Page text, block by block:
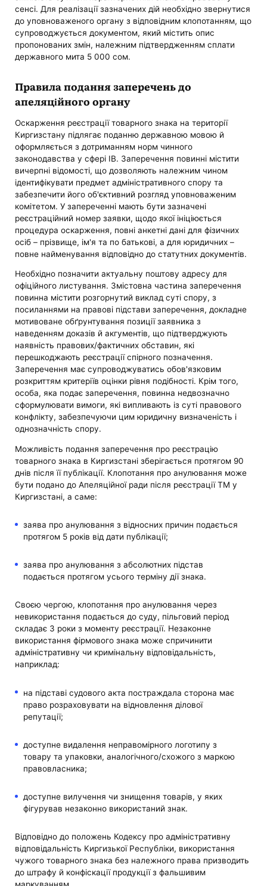
сенсі. Для реалізації зазначених дій необхідно звернутися
до уповноваженого органу з відповідним клопотанням, що
супроводжується документом, який містить опис
пропонованих змін, належним підтвердженням сплати
державного мита 5 000 сом.
Правила подання заперечень до
апеляційного органу
Оскарження реєстрації товарного знака на території
Киргизстану підлягає поданню державною мовою й
оформляється з дотриманням норм чинного
законодавства у сфері ІВ. Заперечення повинні містити
вичерпні відомості, що дозволяють належним чином
ідентифікувати предмет адміністративного спору та
забезпечити його об'єктивний розгляд уповноваженим
комітетом. У запереченні мають бути зазначені
реєстраційний номер заявки, щодо якої ініціюється
процедура оскарження, повні анкетні дані для фізичних
осіб – прізвище, ім'я та по батькові, а для юридичних –
повне найменування відповідно до статутних документів.
Необхідно позначити актуальну поштову адресу для
офіційного листування. Змістовна частина заперечення
повинна містити розгорнутий виклад суті спору, з
посиланнями на правові підстави заперечення, докладне
мотивоване обґрунтування позиції заявника з
наведенням доказів й акгументів, що підтверджують
наявність правових/фактичних обставин, які
перешкоджають реєстрації спірного позначення.
Заперечення має супроводжуватись обов'язковим
розкриттям критеріїв оцінки рівня подібності. Крім того,
особа, яка подає заперечення, повинна недвозначно
сформулювати вимоги, які випливають із суті правового
конфлікту, забезпечуючи цим юридичну визначеність і
однозначність спору.
Можливість подання заперечення про реєстрацію
товарного знака в Киргизстані зберігається протягом 90
днів після її публікації. Клопотання про анулювання може
бути подано до Апеляційної ради після реєстрації ТМ у
Киргизстані, а саме:
заява про анулювання з відносних причин подається
протягом 5 років від дати публікації;
заява про анулювання з абсолютних підстав
подається протягом усього терміну дії знака.
Своєю чергою, клопотання про анулювання через
невикористання подається до суду, пільговий період
складає 3 роки з моменту реєстрації. Незаконне
використання фірмового знака може спричинити
адміністративну чи кримінальну відповідальність,
наприклад:
на підставі судового акта постраждала сторона має
право розраховувати на відновлення ділової
репутації;
доступне видалення неправомірного логотипу з
товару та упаковки, аналогічного/схожого з маркою
правовласника;
доступне вилучення чи знищення товарів, у яких
фігурував незаконно використаний знак.
Відповідно до положень Кодексу про адміністративну
відповідальність Киргизької Республіки, використання
чужого товарного знака без належного права призводить
до штрафу й конфіскації продукції з фальшивим